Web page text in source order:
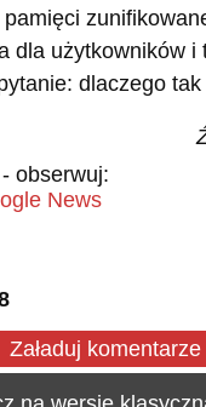
dla użytkowników i
dlaczego
obserwuj:
News
Załaduj komentarze